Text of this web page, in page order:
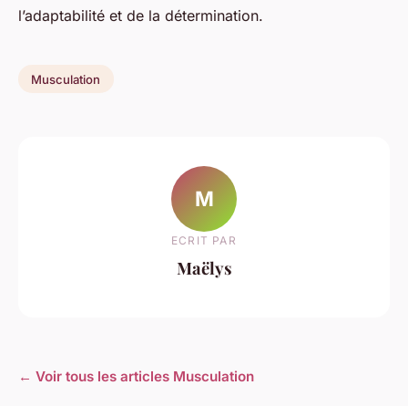
l’adaptabilité et de la détermination.
Musculation
M
ECRIT PAR
Maëlys
← Voir tous les articles Musculation